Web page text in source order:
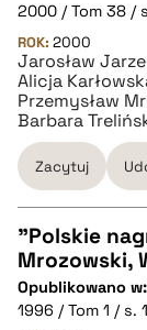
BIBTEX
pobierz
2000 / Tom 38 /
ROK: 2000
Jarosław
Alicja
Przemysław
Barbara
Zacytuj
CZYSTY
"Polskie
Mrozowski,
Opublikowano w:
1996 / Tom 1 / s.